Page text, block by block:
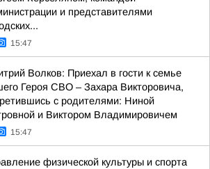
и представителями
15:47
Волков: Приехал в гости к семье
Героя СВО – Захара Викторовича,
с родителями: Ниной
и Виктором Владимировичем
15:47
физической культуры и спорта